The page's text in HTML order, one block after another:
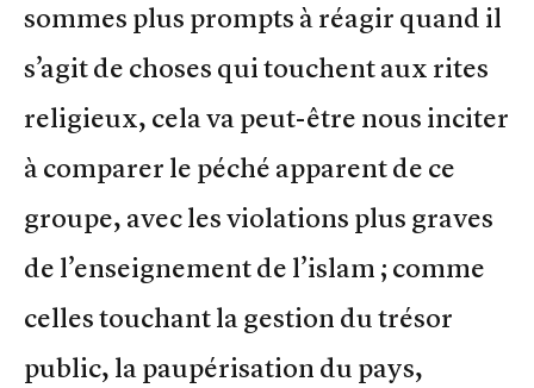
sommes plus prompts à réagir quand il
s’agit de choses qui touchent aux rites
religieux, cela va peut-être nous inciter
à comparer le péché apparent de ce
groupe, avec les violations plus graves
de l’enseignement de l’islam ; comme
celles touchant la gestion du trésor
public, la paupérisation du pays,